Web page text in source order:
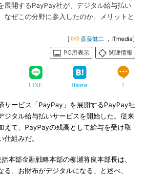
展開するPayPay社が、デジタル給与払い
なぜこの分野に参入したのか、メリットと
[ 斎藤健二 ，ITmedia]
PC用表示
関連情報
LINE Hatena 2
サービス「PayPay」を展開するPayPay社
ジタル給与払いサービスを開始した。従来
えて、PayPayの残高として給与を受け取
組みだ。
本部金融戦略本部の柳瀬将良本部長は、
る、お財布がデジタルになる」と述べ、